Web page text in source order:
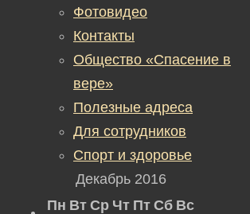
Фотовидео
Контакты
Общество «Спасение в
вере»
Полезные адреса
Для сотрудников
Спорт и здоровье
Декабрь 2016
Пн Вт Ср Чт Пт Сб Вс